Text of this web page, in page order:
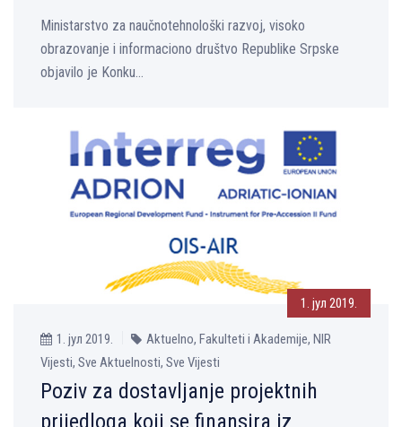
Ministarstvo za naučnotehnološki razvoj, visoko
obrazovanje i informaciono društvo Republike Srpske
objavilo je Konku...
1. јул 2019.
1. јул 2019.
Aktuelno, Fakulteti i Akademije, NIR
Vijesti, Sve Aktuelnosti, Sve Vijesti
Poziv za dostavljanje projektnih
prijedloga koji se finansira iz